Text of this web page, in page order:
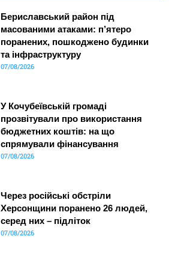
Бериславський район під
масованими атаками: п’ятеро
поранених, пошкоджено будинки
та інфраструктуру
07/08/2026
У Кочубеївській громаді
прозвітували про використання
бюджетних коштів: на що
спрямували фінансування
07/08/2026
Через російські обстріли
Херсонщини поранено 26 людей,
серед них – підліток
07/08/2026